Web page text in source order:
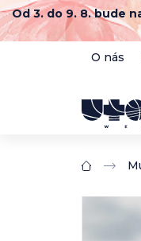
Přejít
na
obsah
Od 3. do 9. 8. bude
O nás
Domů